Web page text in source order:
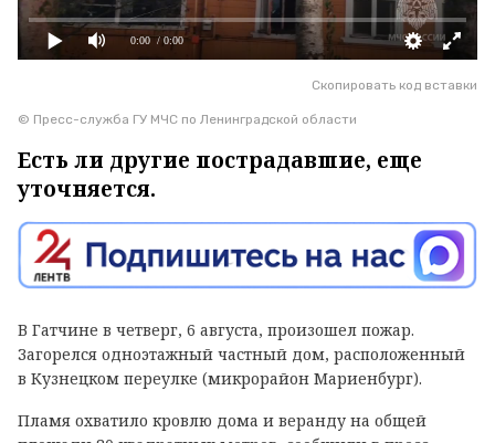
0:00 / 0:00
Скопировать код вставки
© Пресс-служба ГУ МЧС по Ленинградской области
Есть ли другие пострадавшие, еще
уточняется.
В Гатчине в четверг, 6 августа, произошел пожар.
Загорелся одноэтажный частный дом, расположенный
в Кузнецком переулке (микрорайон Мариенбург).
Пламя охватило кровлю дома и веранду на общей